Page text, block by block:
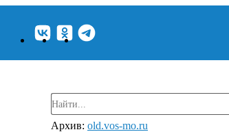
Архив: old.vos-mo.ru